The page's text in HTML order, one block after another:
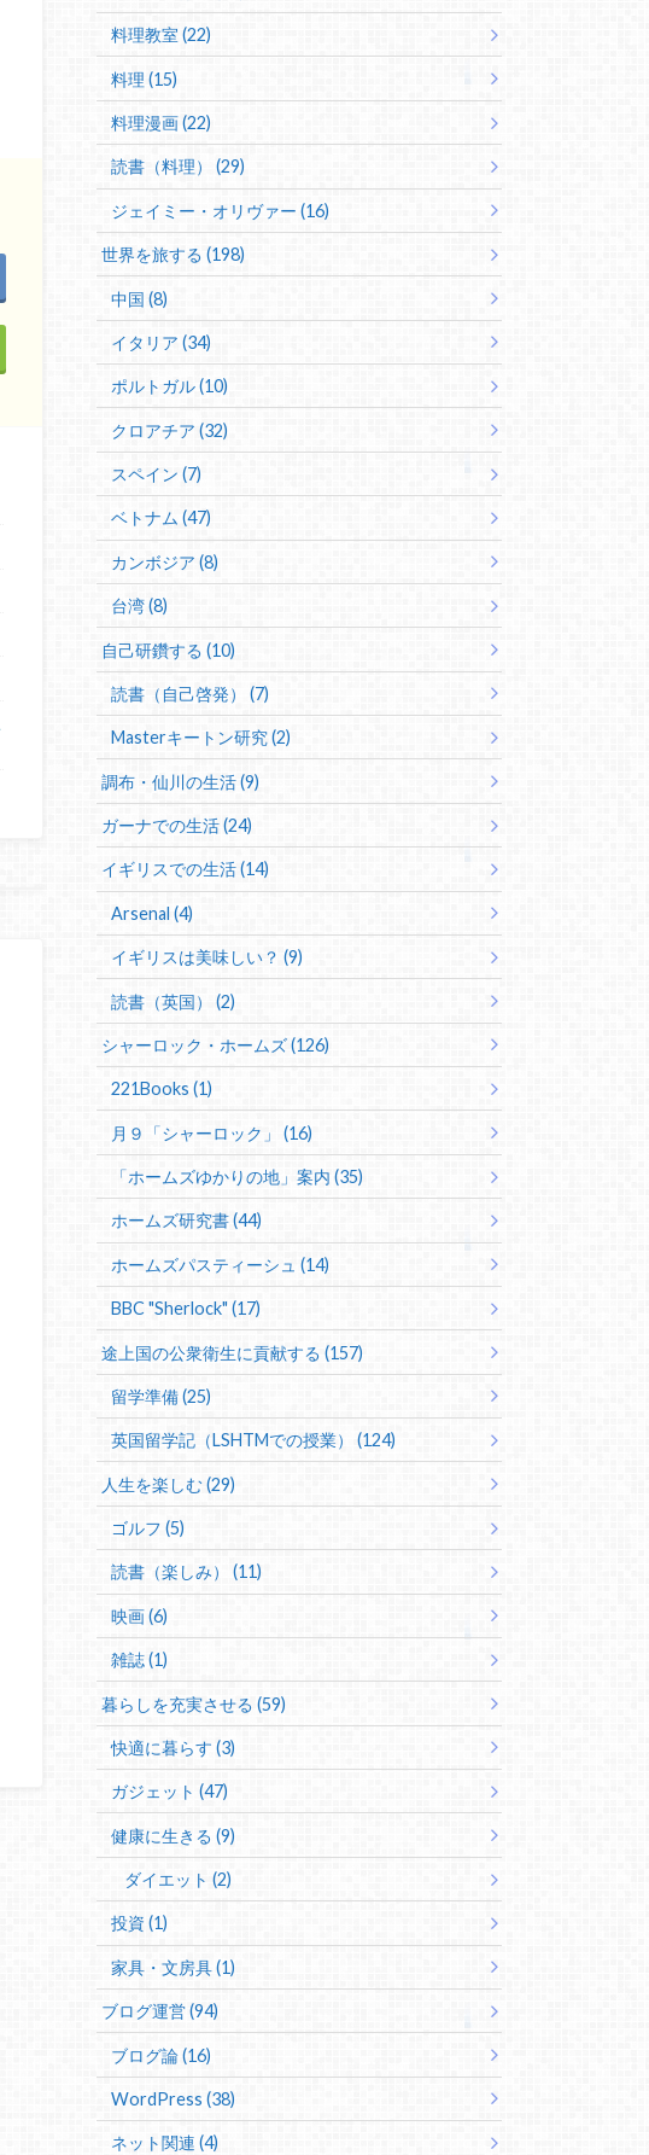
料理教室 (22)
料理 (15)
料理漫画 (22)
読書（料理） (29)
ジェイミー・オリヴァー (16)
世界を旅する (198)
中国 (8)
イタリア (34)
ポルトガル (10)
クロアチア (32)
スペイン (7)
ベトナム (47)
カンボジア (8)
台湾 (8)
自己研鑽する (10)
読書（自己啓発） (7)
Masterキートン研究 (2)
調布・仙川の生活 (9)
ガーナでの生活 (24)
イギリスでの生活 (14)
Arsenal (4)
イギリスは美味しい？ (9)
読書（英国） (2)
シャーロック・ホームズ (126)
221Books (1)
月９「シャーロック」 (16)
「ホームズゆかりの地」案内 (35)
ホームズ研究書 (44)
ホームズパスティーシュ (14)
BBC "Sherlock" (17)
途上国の公衆衛生に貢献する (157)
留学準備 (25)
英国留学記（LSHTMでの授業） (124)
人生を楽しむ (29)
ゴルフ (5)
読書（楽しみ） (11)
映画 (6)
雑誌 (1)
暮らしを充実させる (59)
快適に暮らす (3)
ガジェット (47)
健康に生きる (9)
ダイエット (2)
投資 (1)
家具・文房具 (1)
ブログ運営 (94)
ブログ論 (16)
WordPress (38)
ネット関連 (4)